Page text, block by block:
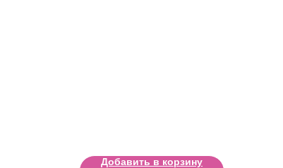
Добавить в корзину